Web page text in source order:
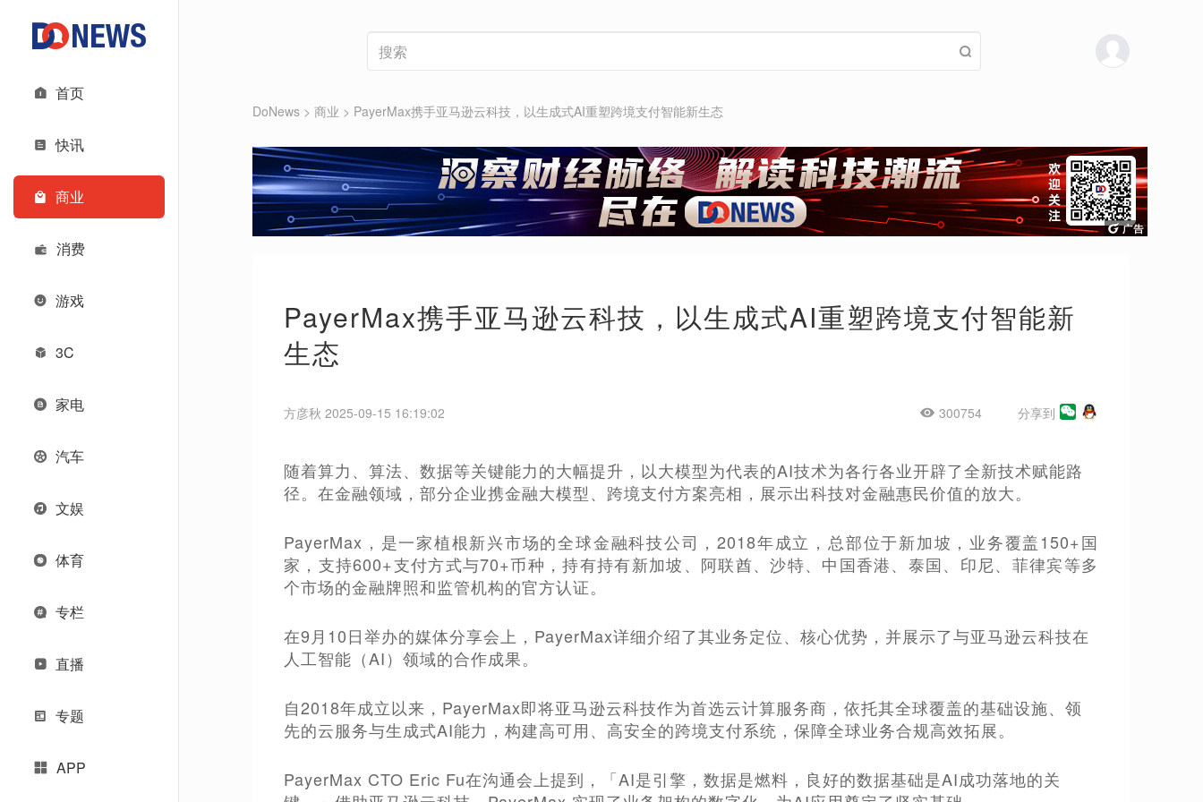
首页
快讯
商业
消费
游戏
3C
家电
汽车
文娱
体育
专栏
直播
专题
APP
DoNews > 商业 > PayerMax携手亚马逊云科技，以生成式AI重塑跨境支付智能新生态
PayerMax携手亚马逊云科技，以生成式AI重塑跨境支付智能新
生态
方彦秋 2025-09-15 16:19:02 300754 分享到
随着算力、算法、数据等关键能力的大幅提升，以大模型为代表的AI技术为各行各业开辟了全新技术赋能路
径。在金融领域，部分企业携金融大模型、跨境支付方案亮相，展示出科技对金融惠民价值的放大。
PayerMax，是一家植根新兴市场的全球金融科技公司，2018年成立，总部位于新加坡，业务覆盖150+国
家，支持600+支付方式与70+币种，持有持有新加坡、阿联酋、沙特、中国香港、泰国、印尼、菲律宾等多
个市场的金融牌照和监管机构的官方认证。
在9月10日举办的媒体分享会上，PayerMax详细介绍了其业务定位、核心优势，并展示了与亚马逊云科技在
人工智能（AI）领域的合作成果。
自2018年成立以来，PayerMax即将亚马逊云科技作为首选云计算服务商，依托其全球覆盖的基础设施、领
先的云服务与生成式AI能力，构建高可用、高安全的跨境支付系统，保障全球业务合规高效拓展。
PayerMax CTO Eric Fu在沟通会上提到，「AI是引擎，数据是燃料，良好的数据基础是AI成功落地的关